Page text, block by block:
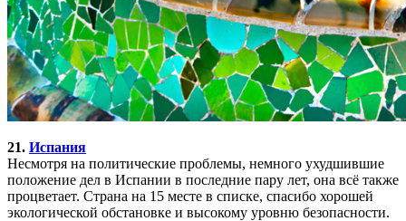
21. Испания
Несмотря на политические проблемы, немного ухудшившие
положение дел в Испании в последние пару лет, она всё также
процветает. Страна на 15 месте в списке, спасибо хорошей
экологической обстановке и высокому уровню безопасности.